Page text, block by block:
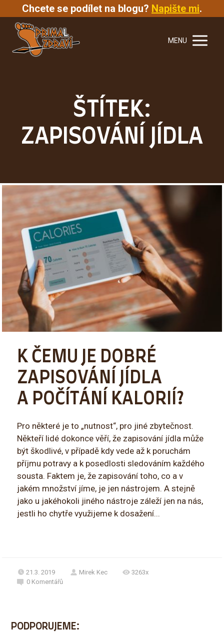
Chcete se podílet na blogu? Napište mi.
MENU
ŠTÍTEK:
ZAPISOVÁNÍ JÍDLA
K ČEMU JE DOBRÉ
ZAPISOVÁNÍ JÍDLA
A POČÍTÁNÍ KALORIÍ?
Pro některé je to „nutnost“, pro jiné zbytečnost.
Někteří lidé dokonce věří, že zapisování jídla může
být škodlivé, v případě kdy vede až k poruchám
příjmu potravy a k posedlosti sledováním každého
sousta. Faktem je, že zapisování toho, co a v
jakém množství jíme, je jen nástrojem. A stejně
jako u jakéhokoli jiného nástroje záleží jen na nás,
jestli ho chytře využijeme k dosažení...
21.3. 2019 Mirek Kec
3263x
0 Komentářů
PODPORUJEME: